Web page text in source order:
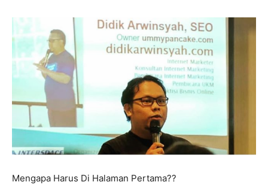
Mengapa Harus Di Halaman Pertama??